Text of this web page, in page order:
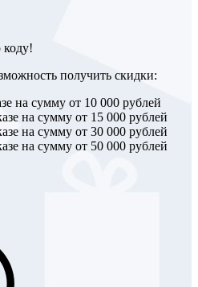
получить скидки:
на сумму от 10 000 рублей
на сумму от 15 000 рублей
на сумму от 30 000 рублей
на сумму от 50 000 рублей